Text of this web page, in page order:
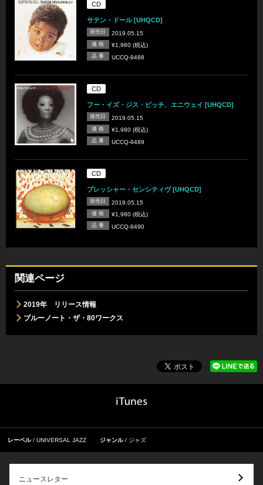
CD
サテン・ドール [UHQCD]
発売日 2019.05.15
価 格 ¥1,980 (税込)
品 番 UCCQ-9488
CD
フー・イズ・ジス・ビッチ、エニウェイ [UHQCD]
発売日 2019.05.15
価 格 ¥1,980 (税込)
品 番 UCCQ-9489
CD
プレッシャー・センシティヴ [UHQCD]
発売日 2019.05.15
価 格 ¥1,980 (税込)
品 番 UCCQ-9490
関連ページ
2019年 リリース情報
ブルーノート・ザ・80ワークス
レーベル UNIVERSAL JAZZ ジャンル ジャズ
ニュースレター